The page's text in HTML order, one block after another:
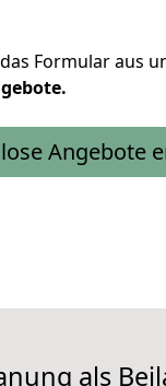
Formular aus
Angebote
als